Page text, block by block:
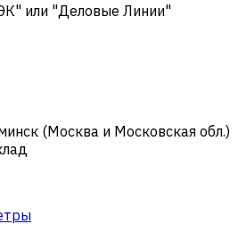
или "Деловые Линии"
(Москва и Московская обл.)